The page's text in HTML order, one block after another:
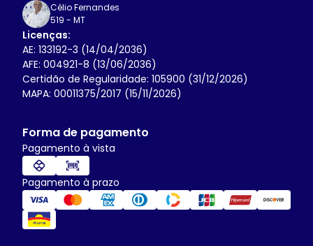
Célio Fernandes
519 - MT
Licenças:
AE: 133192-3 (14/04/2036)
AFE: 004921-8 (13/06/2036)
Certidão de Regularidade: 105900 (31/12/2026)
MAPA: 00011375/2017 (15/11/2026)
Forma de pagamento
Pagamento à vista
Pagamento à prazo